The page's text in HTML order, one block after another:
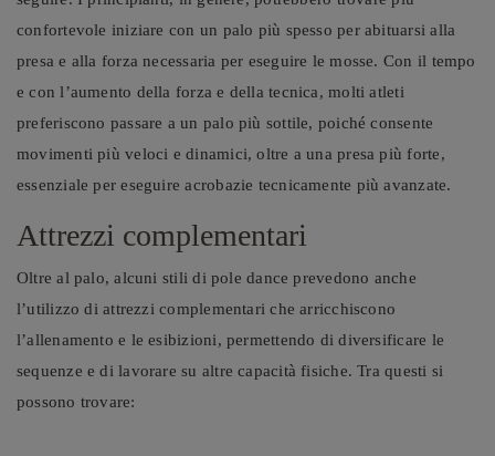
confortevole iniziare con un palo più spesso per abituarsi alla
presa e alla forza necessaria per eseguire le mosse. Con il tempo
e con l’aumento della forza e della tecnica, molti atleti
preferiscono passare a un palo più sottile, poiché consente
movimenti più veloci e dinamici, oltre a una presa più forte,
essenziale per eseguire acrobazie tecnicamente più avanzate.
Attrezzi complementari
Oltre al palo, alcuni stili di pole dance prevedono anche
l’utilizzo di attrezzi complementari che arricchiscono
l’allenamento e le esibizioni, permettendo di diversificare le
sequenze e di lavorare su altre capacità fisiche. Tra questi si
possono trovare: